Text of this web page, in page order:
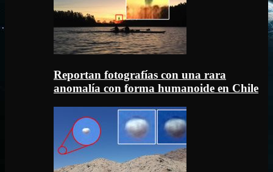
Reportan fotografías con una rara
anomalía con forma humanoide en Chile